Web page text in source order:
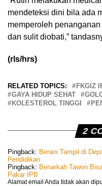
mendeteksi dini bila ada
memperoleh
dan sulit diobati,”
(rls/hrs)
RELATED TOPICS:
FKGIZ
GAYA HIDUP SEHAT
KOLESTEROL TINGGI
2
Pingback: Berani Tampil di
Pendidikan
Pingback: Benarkah Tawon
Pakar IPB
Alamat email Anda tidak akan